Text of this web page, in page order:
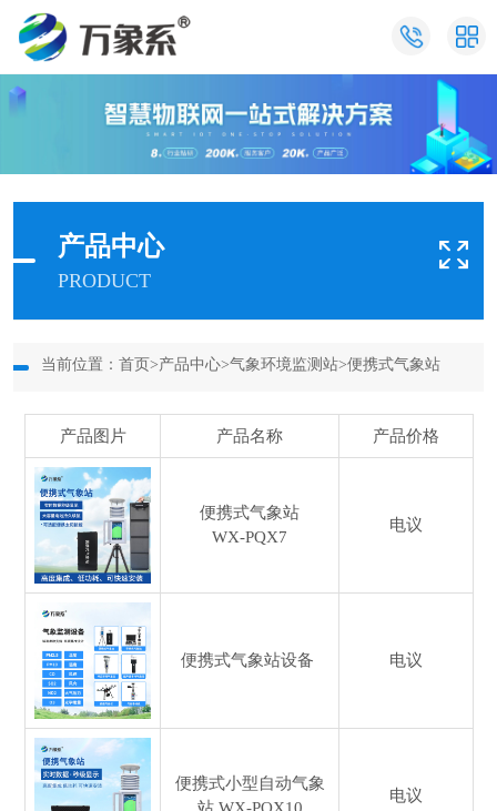
产品中心
PRODUCT
当前位置： 首页 >产品中心>气象环境监测站>便携式气象站
产品图片 产品名称 产品价格
便携式气象站
WX-PQX7
电议
便携式气象站设备 电议
便携式小型自动气象
站 WX-PQX10
电议